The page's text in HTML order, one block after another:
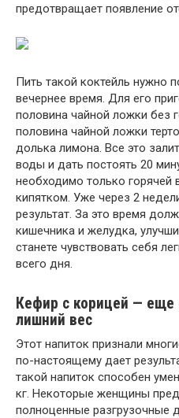
предотвращает появление
Пить такой коктейль нужно
вечернее время. Для его
половина чайной ложки без
половина чайной ложки
долька лимона. Все это
воды и дать постоять 20
необходимо только горячей
кипятком. Уже через 2
результат. За это время
кишечника и желудка,
станете чувствовать себя
всего дня.
Кефир с корицей — еще
лишний вес
Этот напиток признали
по-настоящему дает
такой напиток способен
кг. Некоторые женщины
полноценные разгрузочные